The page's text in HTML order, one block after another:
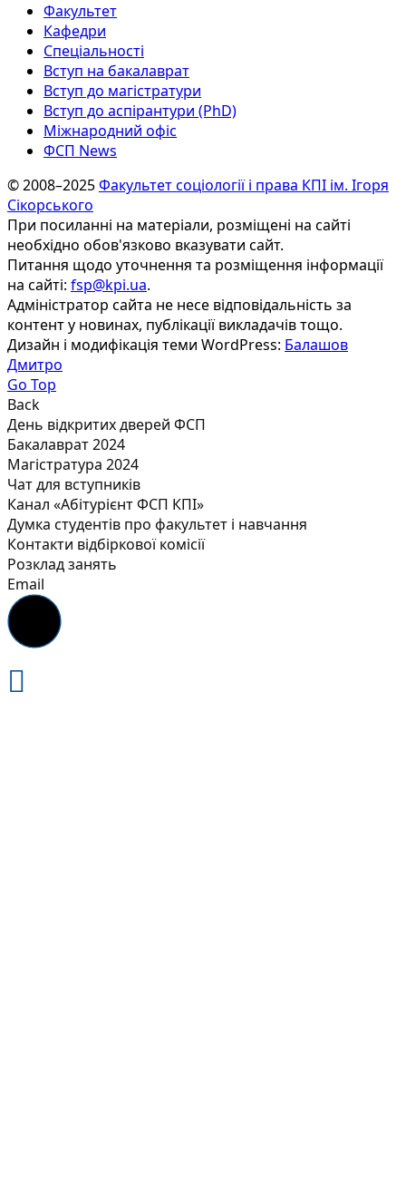
Факультет
Кафедри
Спеціальності
Вступ на бакалаврат
Вступ до магістратури
Вступ до аспірантури (PhD)
Міжнародний офіс
ФСП News
© 2008–2025Факультет соціології і права КПІ ім. Ігоря
Сікорського
При посиланні на матеріали, розміщені на сайті
необхідно обов'язково вказувати сайт.
Питання щодо уточнення та розміщення інформації
на сайті: fsp@kpi.ua.
Адміністратор сайта не несе відповідальність за
контент у новинах, публікації викладачів тощо.
Дизайн і модифікація теми WordPress: Балашов
Дмитро
Go Top
Back
День відкритих дверей ФСП
Бакалаврат 2024
Магістратура 2024
Чат для вступників
Канал «Абітурієнт ФСП КПІ»
Думка студентів про факультет і навчання
Контакти відбіркової комісії
Розклад занять
Email